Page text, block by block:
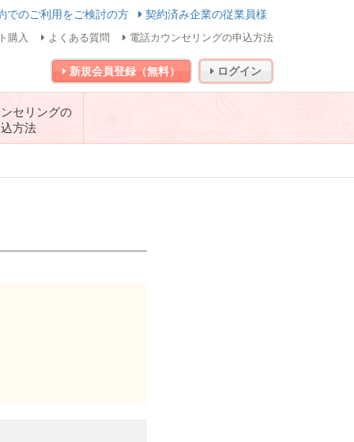
でのご利用をご検討の方 契約済み企業の従業員様
購入 よくある質問 電話カウンセリングの申込方法
新規会員登録（無料） ログイン
セリングの
方法